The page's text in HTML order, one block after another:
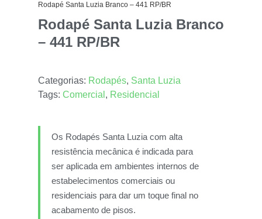
Rodapé Santa Luzia Branco – 441 RP/BR
Rodapé Santa Luzia Branco
– 441 RP/BR
Categorias: Rodapés, Santa Luzia
Tags: Comercial , Residencial
Os Rodapés Santa Luzia com alta
resistência mecânica é indicada para
ser aplicada em ambientes internos de
estabelecimentos comerciais ou
residenciais para dar um toque final no
acabamento de pisos.